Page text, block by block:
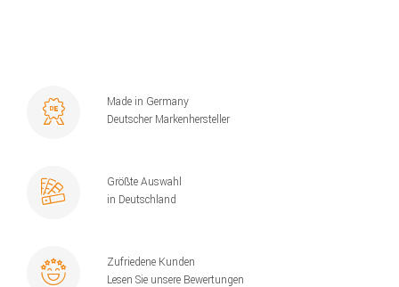
Made in Germany
Deutscher Markenhersteller
Größte Auswahl
in Deutschland
Zufriedene Kunden
Lesen Sie unsere Bewertungen